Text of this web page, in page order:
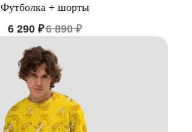
Футболка + шорты
6 290 ₽6 890 ₽